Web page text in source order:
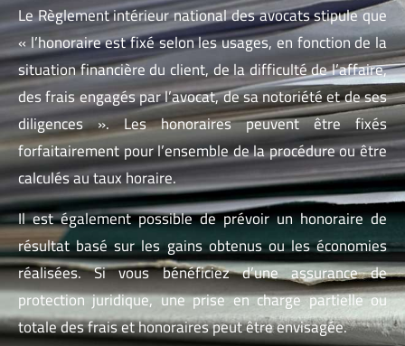
Le Règlement intérieur national des avocats stipule que
« l’honoraire est fixé selon les usages, en fonction de la
situation financière du client, de la difficulté de l’affaire,
des frais engagés par l’avocat, de sa notoriété et de ses
diligences ». Les honoraires peuvent être fixés
forfaitairement pour l’ensemble de la procédure ou être
calculés au taux horaire.
Il est également possible de prévoir un honoraire de
résultat basé sur les gains obtenus ou les économies
réalisées. Si vous bénéficiez d’une assurance de
protection juridique, une prise en charge partielle ou
totale des frais et honoraires peut être envisagée.